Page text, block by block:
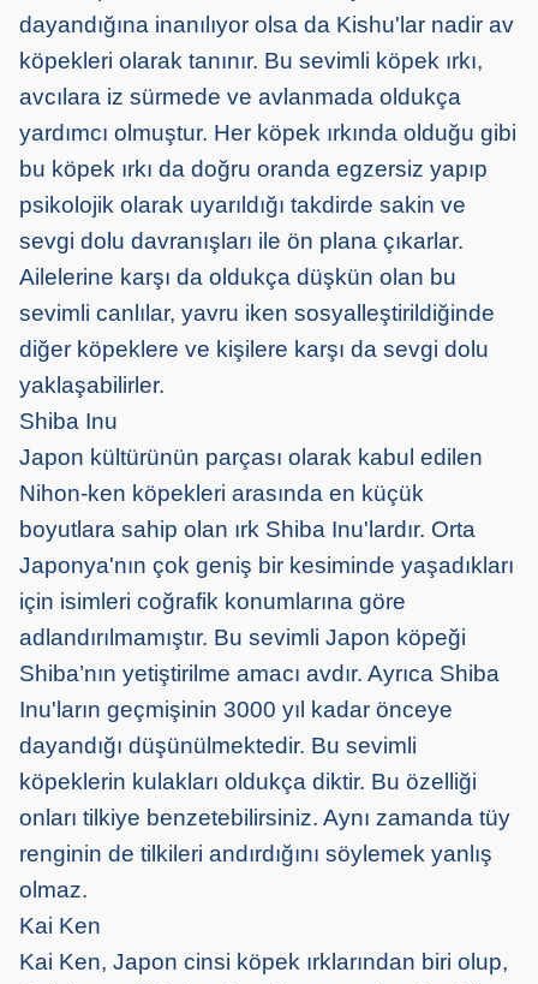
dayandığına inanılıyor olsa da Kishu'lar nadir av
köpekleri olarak tanınır. Bu sevimli köpek ırkı,
avcılara iz sürmede ve avlanmada oldukça
yardımcı olmuştur. Her köpek ırkında olduğu gibi
bu köpek ırkı da doğru oranda egzersiz yapıp
psikolojik olarak uyarıldığı takdirde sakin ve
sevgi dolu davranışları ile ön plana çıkarlar.
Ailelerine karşı da oldukça düşkün olan bu
sevimli canlılar, yavru iken sosyalleştirildiğinde
diğer köpeklere ve kişilere karşı da sevgi dolu
yaklaşabilirler.
Shiba Inu
Japon kültürünün parçası olarak kabul edilen
Nihon-ken köpekleri arasında en küçük
boyutlara sahip olan ırk Shiba Inu'lardır. Orta
Japonya'nın çok geniş bir kesiminde yaşadıkları
için isimleri coğrafik konumlarına göre
adlandırılmamıştır. Bu sevimli Japon köpeği
Shiba’nın yetiştirilme amacı avdır. Ayrıca Shiba
Inu'ların geçmişinin 3000 yıl kadar önceye
dayandığı düşünülmektedir. Bu sevimli
köpeklerin kulakları oldukça diktir. Bu özelliği
onları tilkiye benzetebilirsiniz. Aynı zamanda tüy
renginin de tilkileri andırdığını söylemek yanlış
olmaz.
Kai Ken
Kai Ken, Japon cinsi köpek ırklarından biri olup,